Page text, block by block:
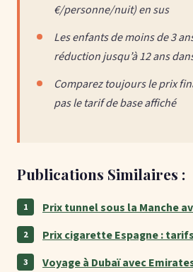
€/personne/nuit) en sus
Les enfants de moins de 3
réduction jusqu’à 12 ans
Comparez toujours le prix
pas le tarif de base affiché
Publications Similaires :
Prix tunnel sous la Manche
Prix cigarette Espagne :
Voyage à Dubaï avec